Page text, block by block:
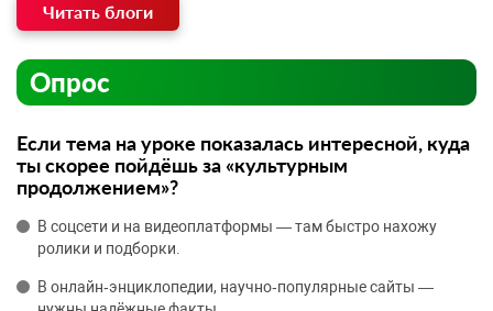
Читать блоги
Опрос
Если тема на уроке показалась интересной, куда
ты скорее пойдёшь за «культурным
продолжением»?
В соцсети и на видеоплатформы — там быстро нахожу
ролики и подборки.
В онлайн‑энциклопедии, научно‑популярные сайты —